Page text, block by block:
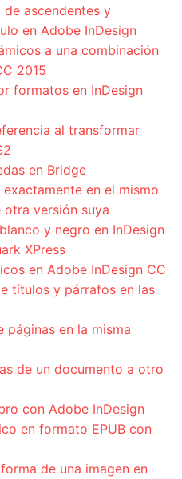
ascendentes y
en Adobe InDesign
a una combinación
2015
formatos en InDesign
al transformar
en Bridge
en el mismo
versión suya
y negro en InDesign
XPress
en Adobe InDesign CC
títulos y párrafos en las
páginas en la misma
de un documento a otro
con Adobe InDesign
en formato EPUB con
de una imagen en